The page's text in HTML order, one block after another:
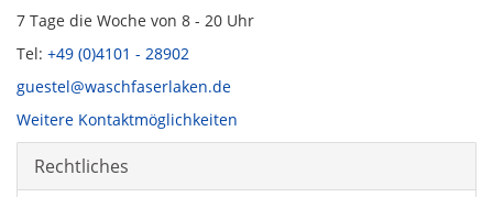
7 Tage die Woche von 8 - 20 Uhr
Tel: +49 (0)4101 - 28902
guestel@waschfaserlaken.de
Weitere Kontaktmöglichkeiten
Rechtliches